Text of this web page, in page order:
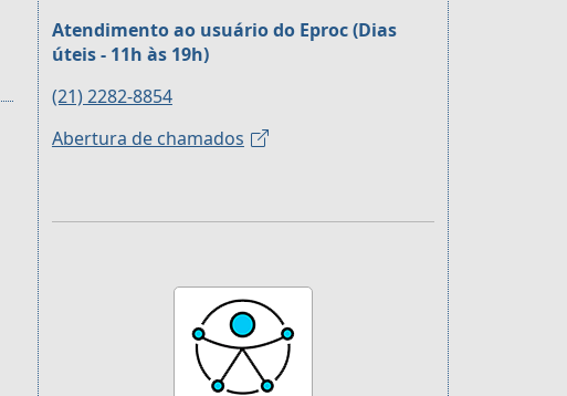
Atendimento ao usuário do Eproc (Dias
úteis - 11h às 19h)
(21) 2282-8854
Abertura de chamados